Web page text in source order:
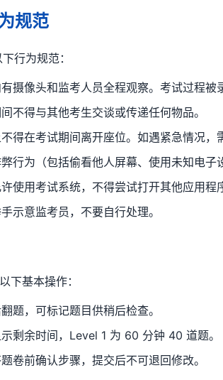
规范
行为规范：
摄像头和监考人员全程观察。考试过程被
不得与其他考生交谈或传递任何物品。
得在考试期间离开座位。如遇紧急情况，
行为（包括偷看他人屏幕、使用未知电
使用考试系统，不得尝试打开其他应用程
示意监考员，不要自行处理。
下基本操作：
题，可标记题目供稍后检查。
剩余时间，Level 1 为 60 分钟 40 道题。
卷前确认步骤，提交后不可退回修改。